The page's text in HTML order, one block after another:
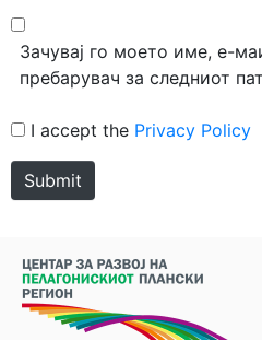
Зачувај го моето име, е-
пребарувач за следниот
I accept the Privacy Policy
Submit